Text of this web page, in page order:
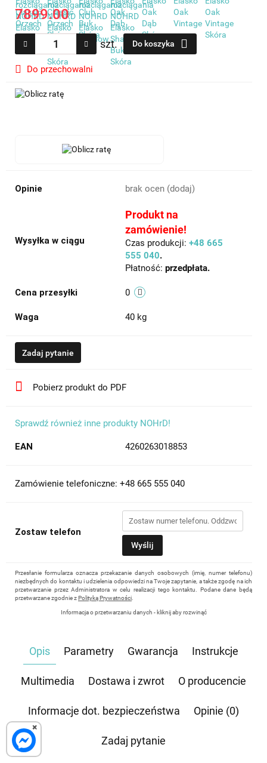
×
7899.00
szt. Do koszyka
Do przechowalni
Opinie brak ocen (dodaj)
Wysyłka w ciągu
Produkt na
zamówienie!
Czas produkcji: +48 665
555 040.
Płatność: przedpłata.
Cena przesyłki 0
Waga 40 kg
Zadaj pytanie
Pobierz produkt do PDF
Sprawdź również inne produkty NOHrD!
EAN 4260263018853
Zamówienie telefoniczne: +48 665 555 040
Zostaw telefon
Wyślij
Przesłanie formularza oznacza przekazanie danych osobowych (imię, numer telefonu)
niezbędnych do kontaktu i udzielenia odpowiedzi na Twoje zapytanie, a także zgodę na ich
przetwarzanie przez Administratora w celu realizacji tego kontaktu. Podane dane będą
przetwarzane zgodnie zPolityką Prywatności
Informacja o przetwarzaniu danych - kliknij aby rozwinąć
odpowiedzi, może być w każdej chwili wycofana, kontaktując się z administratorem, np.
której dane dotyczą, przysługuje prawo dostępu do swoich danych, ich sprostowania,
żądania zaprzestania przetwarzania, usunięcia, ograniczenia przetwarzania, a także prawo
Opis Parametry Gwarancja Instrukcje
Multimedia Dostawa i zwrot O producencie
Informacje dot. bezpieczeństwa Opinie (0)
Zadaj pytanie